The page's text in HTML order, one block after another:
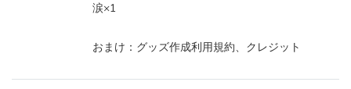
涙×1
おまけ：グッズ作成利用規約、クレジット